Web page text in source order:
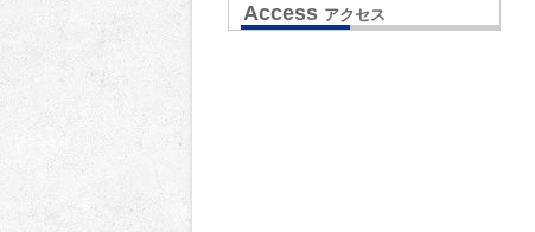
Access アクセス